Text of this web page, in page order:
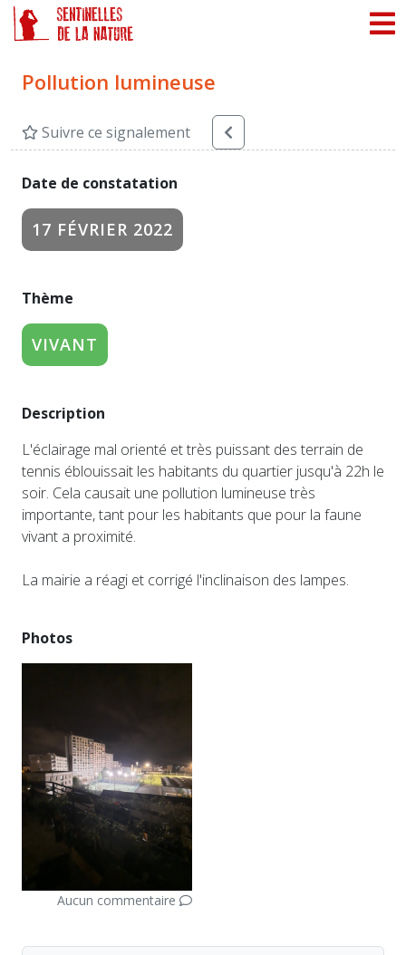
Pollution lumineuse
Suivre ce signalement
Date de constatation
17 FÉVRIER 2022
Thème
VIVANT
Description
L'éclairage mal orienté et très puissant des terrain de
tennis éblouissait les habitants du quartier jusqu'à 22h le
soir. Cela causait une pollution lumineuse très
importante, tant pour les habitants que pour la faune
vivant a proximité.
La mairie a réagi et corrigé l'inclinaison des lampes.
Photos
Aucun commentaire
Panneau de gestion des cookies